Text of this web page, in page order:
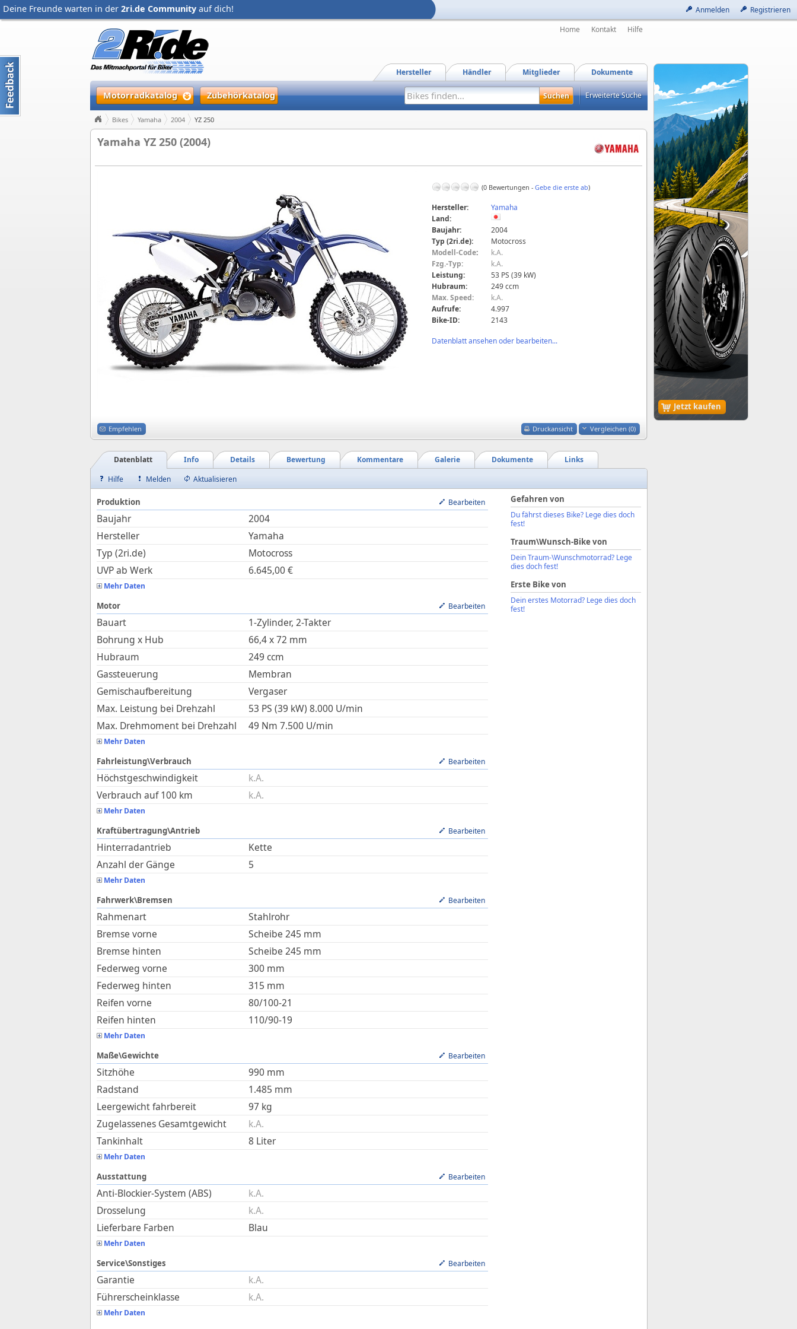
Anmelden Registrieren
Deine Freunde warten in der 2ri.de Community auf dich!
Jetzt kaufen
Home Kontakt Hilfe
Dokumente
Mitglieder
Händler
Hersteller
Motorradkatalog Zubehörkatalog Erweiterte Suche
Bikes Yamaha 2004 YZ 250
Yamaha YZ 250 (2004)
(0 Bewertungen - Gebe die erste ab)
Hersteller:
Yamaha
Land:
Baujahr:
2004
Typ (2ri.de):
Motocross
Modell-Code:
k.A.
Fzg.-Typ:
k.A.
Leistung:
53 PS (39 kW)
Hubraum:
249 ccm
Max. Speed:
k.A.
Aufrufe:
4.997
Bike-ID:
2143
Datenblatt ansehen oder bearbeiten...
Druckansicht Vergleichen (0)
Empfehlen
Links
Dokumente
Galerie
Kommentare
Bewertung
Details
Info
Datenblatt
Hilfe
Melden Aktualisieren
Produktion Bearbeiten
Baujahr
2004
Hersteller
Yamaha
Typ (2ri.de)
Motocross
UVP ab Werk
6.645,00€
Mehr Daten
Motor Bearbeiten
Bauart
1-Zylinder, 2-Takter
Bohrung x Hub
66,4x72 mm
Hubraum
249 ccm
Gassteuerung
Membran
Gemischaufbereitung
Vergaser
Max. Leistung bei Drehzahl
53 PS (39 kW) 8.000 U/min
Max. Drehmoment bei Drehzahl
49 Nm 7.500 U/min
Mehr Daten
Fahrleistung\Verbrauch Bearbeiten
Höchstgeschwindigkeit
k.A.
Verbrauch auf 100 km
k.A.
Mehr Daten
Kraftübertragung\Antrieb Bearbeiten
Hinterradantrieb
Kette
Anzahl der Gänge
5
Mehr Daten
Fahrwerk\Bremsen Bearbeiten
Rahmenart
Stahlrohr
Bremse vorne
Scheibe 245 mm
Bremse hinten
Scheibe 245 mm
Federweg vorne
300 mm
Federweg hinten
315 mm
Reifen vorne
80/100-21
Reifen hinten
110/90-19
Mehr Daten
Maße\Gewichte Bearbeiten
Sitzhöhe 990 mm
Radstand
1.485 mm
Leergewicht fahrbereit
97 kg
Zugelassenes Gesamtgewicht
k.A.
Tankinhalt
8 Liter
Mehr Daten
Ausstattung Bearbeiten
Anti-Blockier-System (ABS)
k.A.
Drosselung
k.A.
Lieferbare Farben
Blau
Mehr Daten
Service\Sonstiges Bearbeiten
Garantie
k.A.
Führerscheinklasse
k.A.
Mehr Daten
Gefahren von
Du fährst dieses Bike? Lege dies doch
fest!
Traum\Wunsch-Bike von
Dein Traum-\Wunschmotorrad? Lege
dies doch fest!
Erste Bike von
Dein erstes Motorrad? Lege dies doch
fest!